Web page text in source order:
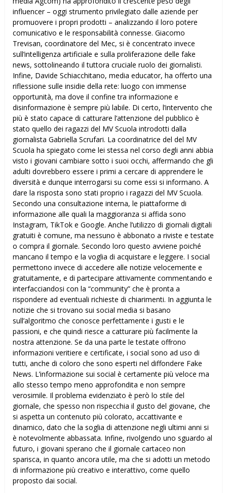
influencer – oggi strumento privilegiato dalle aziende per
promuovere i propri prodotti – analizzando il loro potere
comunicativo e le responsabilità connesse. Giacomo
Trevisan, coordinatore del Mec, si è concentrato invece
sull’intelligenza artificiale e sulla proliferazione delle fake
news, sottolineando il tuttora cruciale ruolo dei giornalisti.
Infine, Davide Schiacchitano, media educator, ha offerto una
riflessione sulle insidie della rete: luogo con immense
opportunità, ma dove il confine tra informazione e
disinformazione è sempre più labile. Di certo, l’intervento che
più è stato capace di catturare l’attenzione del pubblico è
stato quello dei ragazzi del MV Scuola introdotti dalla
giornalista Gabriella Scrufari. La coordinatrice del del MV
Scuola ha spiegato come lei stessa nel corso degli anni abbia
visto i giovani cambiare sotto i suoi occhi, affermando che gli
adulti dovrebbero essere i primi a cercare di apprendere le
diversità e dunque interrogarsi su come essi si informano. A
dare la risposta sono stati proprio i ragazzi del MV Scuola.
Secondo una consultazione interna, le piattaforme di
informazione alle quali la maggioranza si affida sono
Instagram, TikTok e Google. Anche l’utilizzo di giornali digitali
gratuiti è comune, ma nessuno è abbonato a riviste e testate
o compra il giornale. Secondo loro questo avviene poiché
mancano il tempo e la voglia di acquistare e leggere. I social
permettono invece di accedere alle notizie velocemente e
gratuitamente, e di partecipare attivamente commentando e
interfacciandosi con la “community” che è pronta a
rispondere ad eventuali richieste di chiarimenti. In aggiunta le
notizie che si trovano sui social media si basano
sull’algoritmo che conosce perfettamente i gusti e le
passioni, e che quindi riesce a catturare più facilmente la
nostra attenzione. Se da una parte le testate offrono
informazioni veritiere e certificate, i social sono ad uso di
tutti, anche di coloro che sono esperti nel diffondere Fake
News. L’informazione sui social è certamente più veloce ma
allo stesso tempo meno approfondita e non sempre
verosimile. Il problema evidenziato è però lo stile del
giornale, che spesso non rispecchia il gusto del giovane, che
si aspetta un contenuto più colorato, accattivante e
dinamico, dato che la soglia di attenzione negli ultimi anni si
è notevolmente abbassata. Infine, rivolgendo uno sguardo al
futuro, i giovani sperano che il giornale cartaceo non
sparisca, in quanto ancora utile, ma che si adotti un metodo
di informazione più creativo e interattivo, come quello
proposto dai social.